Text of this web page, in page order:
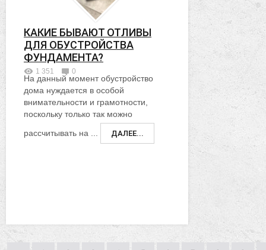
КАКИЕ БЫВАЮТ ОТЛИВЫ
ДЛЯ ОБУСТРОЙСТВА
ФУНДАМЕНТА?
1 351 0
На данный момент обустройство
дома нуждается в особой
внимательности и грамотности,
поскольку только так можно
рассчитывать на ...
ДАЛЕЕ...